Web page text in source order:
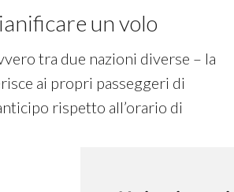
un volo
tra due nazioni diverse – la
ai propri passeggeri di
rispetto all’orario di